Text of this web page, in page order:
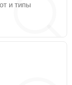
и типы